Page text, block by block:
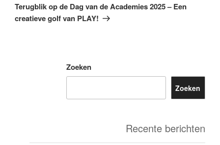
Terugblik op de Dag van de Academies 2025 – Een
creatieve golf van PLAY!
Zoeken
Zoeken
Recente berichten